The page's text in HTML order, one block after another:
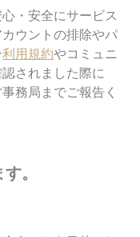
・安全にサービス
ウントの排除やパ
利用規約やコミュニ
されました際に
務局までご報告く
。